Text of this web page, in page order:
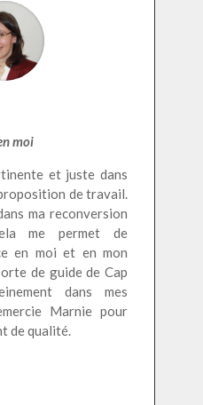
moi
et juste dans
de travail.
ma reconversion
me permet de
en moi et en mon
de guide de Cap
dans mes
Marnie pour
de qualité.